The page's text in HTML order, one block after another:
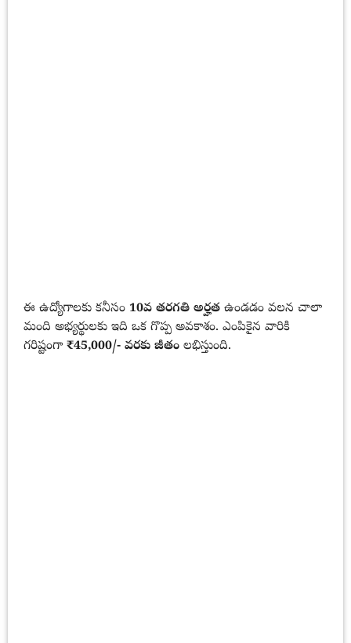
ఈ ఉద్యోగాలకు కనీసం 10వ తరగతి అర్హత ఉండడం వలన చాలా
మంది అభ్యర్థులకు ఇది ఒక గొప్ప అవకాశం. ఎంపికైన వారికి
గరిష్టంగా₹45,000/- వరకు జీతం లభిస్తుంది.